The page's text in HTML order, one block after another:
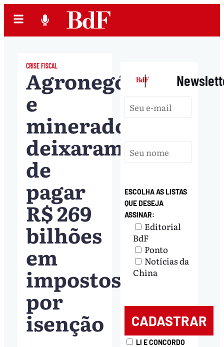
CRISE FISCAL
Agronegócio
e
mineradoras
deixaram
de
pagar
R$ 269
bilhões
em
impostos
por
isenção
|
ESCOLHA AS LISTAS
QUE DESEJA
ASSINAR:
Editorial
BdF
Ponto
Notícias da
China
LI E CONCORDO